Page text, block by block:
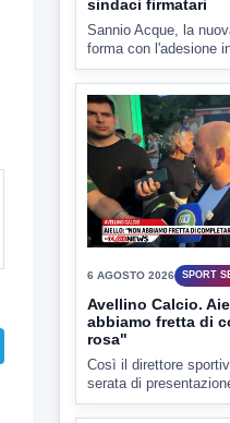
Sannio Acque le
sindaci firmatari
Sannio Acque, la
forma con l'adesione
6 AGOSTO 2026 SPORT
Avellino Calcio.
abbiamo fretta di
rosa"
Così il direttore
serata di